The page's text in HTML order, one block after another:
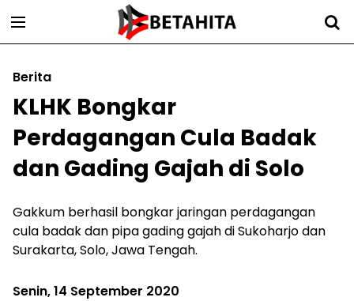
Berita
KLHK Bongkar
Perdagangan Cula Badak
dan Gading Gajah di Solo
Gakkum berhasil bongkar jaringan perdagangan
cula badak dan pipa gading gajah di Sukoharjo dan
Surakarta, Solo, Jawa Tengah.
Senin, 14 September 2020